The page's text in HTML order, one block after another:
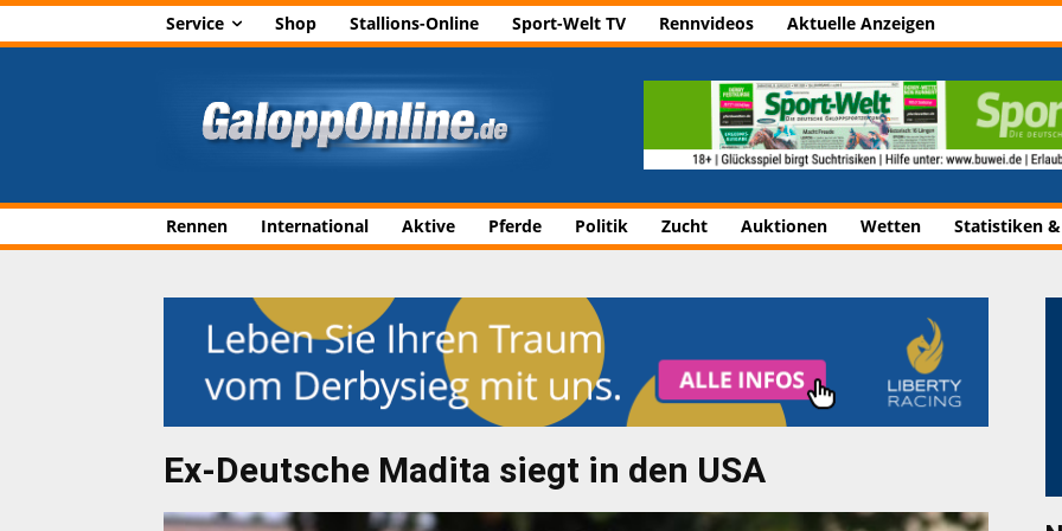
Service Shop Stallions-Online Sport-Welt TV Rennvideos Aktuelle Anzeigen
Rennen International Aktive Pferde Politik Zucht Auktionen Wetten Statistiken
Ex-Deutsche Madita siegt in den USA